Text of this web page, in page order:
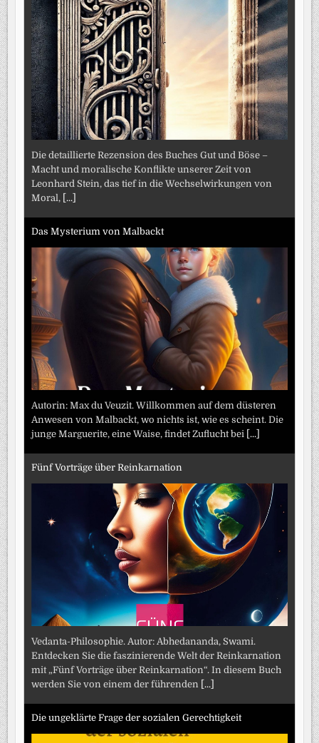
Die detaillierte Rezension des Buches Gut und Böse –
Macht und moralische Konflikte unserer Zeit von
Leonhard Stein, das tief in die Wechselwirkungen von
Moral, [...]
Das Mysterium von Malbackt
Autorin: Max du Veuzit. Willkommen auf dem düsteren
Anwesen von Malbackt, wo nichts ist, wie es scheint. Die
junge Marguerite, eine Waise, findet Zuflucht bei [...]
Fünf Vorträge über Reinkarnation
Vedanta-Philosophie. Autor: Abhedananda, Swami.
Entdecken Sie die faszinierende Welt der Reinkarnation
mit „Fünf Vorträge über Reinkarnation“. In diesem Buch
werden Sie von einem der führenden [...]
Die ungeklärte Frage der sozialen Gerechtigkeit